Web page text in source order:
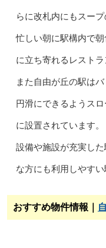
らに改札内にもスー
忙しい朝に駅構内で
に立ち寄れるレスト
また自由が丘の駅は
円滑にできるようス
に設置されています。
設備や施設が充実し
な方にも利用しやすい
おすすめ物件情報｜